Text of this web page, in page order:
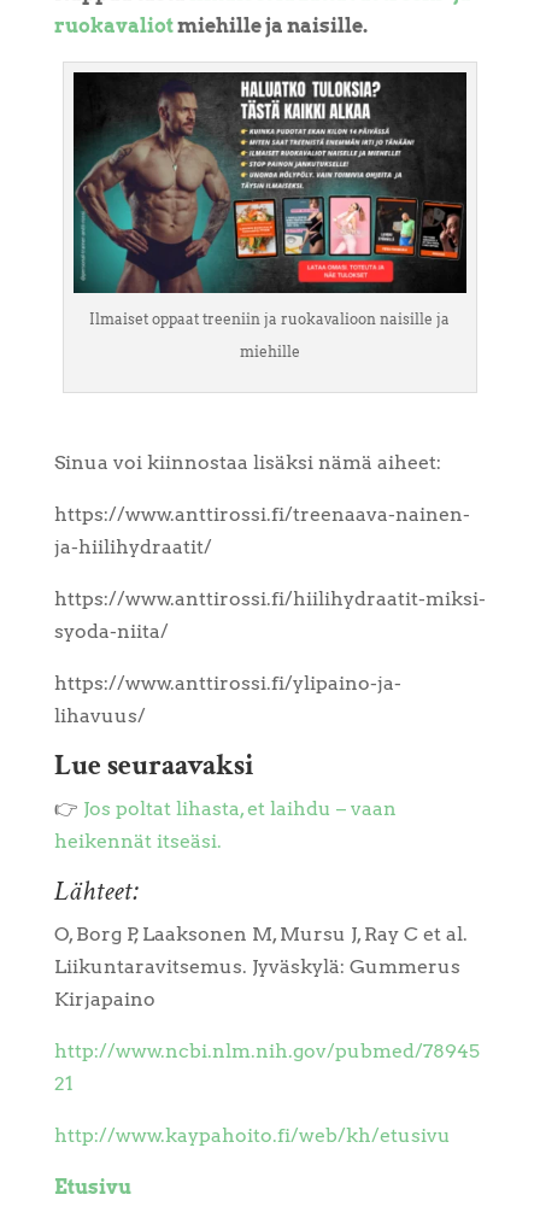
ruokavaliotmiehille ja naisille.
Ilmaiset oppaat treeniin ja ruokavalioon naisille ja
miehille
Sinua voi kiinnostaa lisäksi nämä aiheet:
https://www.anttirossi.fi/treenaava-nainen-
ja-hiilihydraatit/
https://www.anttirossi.fi/hiilihydraatit-miksi-
syoda-niita/
https://www.anttirossi.fi/ylipaino-ja-
lihavuus/
Lue seuraavaksi
👉 Jos poltat lihasta, et laihdu – vaan
heikennät itseäsi.
Lähteet:
O, Borg P, Laaksonen M, Mursu J, Ray C et al.
Liikuntaravitsemus. Jyväskylä: Gummerus
Kirjapaino
http://www.ncbi.nlm.nih.gov/pubmed/78945
21
http://www.kaypahoito.fi/web/kh/etusivu
Etusivu